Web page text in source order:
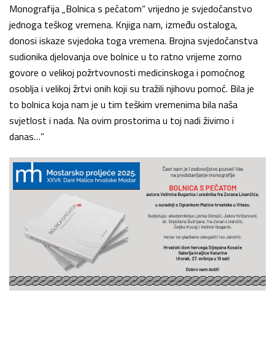
Monografija „Bolnica s pečatom“ vrijedno je svjedočanstvo
jednoga teškog vremena. Knjiga nam, između ostaloga,
donosi iskaze svjedoka toga vremena. Brojna svjedočanstva
sudionika djelovanja ove bolnice u to ratno vrijeme zorno
govore o velikoj požrtvovnosti medicinskoga i pomoćnog
osoblja i velikoj žrtvi onih koji su tražili njihovu pomoć. Bila je
to bolnica koja nam je u tim teškim vremenima bila naša
svjetlost i nada. Na ovim prostorima u toj nadi živimo i
danas…”